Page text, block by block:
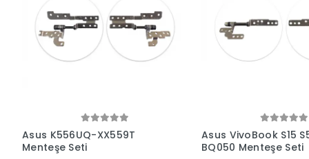
Asus K556UQ-XX559T
Menteşe Seti
Asus VivoBook S15
BQ050 Menteşe Seti